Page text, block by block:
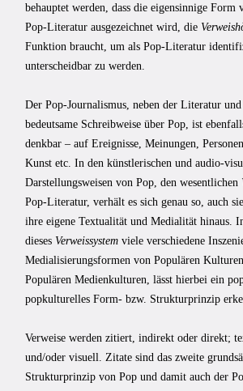
behauptet werden, dass die eigensinnige
Pop-Literatur ausgezeichnet wird, die
Funktion braucht, um als Pop-Literatur
unterscheidbar zu werden.
Der Pop-Journalismus, neben der Literatur
bedeutsame Schreibweise über Pop, ist
denkbar – auf Ereignisse, Meinungen,
Kunst etc. In den künstlerischen und audio-
Darstellungsweisen von Pop, den wesentlichen
Pop-Literatur, verhält es sich genau so, auch
ihre eigene Textualität und Medialität hinaus.
dieses Verweissystem viele verschiedene
Medialisierungsformen von Populären
Populären Medienkulturen, lässt hierbei ein
popkulturelles Form- bzw. Strukturprinzip
Verweise werden zitiert, indirekt oder direkt;
und/oder visuell. Zitate sind das zweite
Strukturprinzip von Pop und damit auch der